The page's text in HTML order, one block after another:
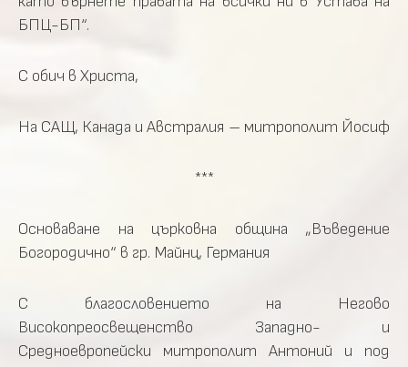
БПЦ-БП“.
С обич в Христа,
На САЩ, Канада и Австралия – митрополит Йосиф
***
Основаване на църковна община „Въведение
Богородично“ в гр. Майнц, Германия
С благословението на Негово
Високопреосвещенство Западно- и
Средноевропейски митрополит Антоний и под